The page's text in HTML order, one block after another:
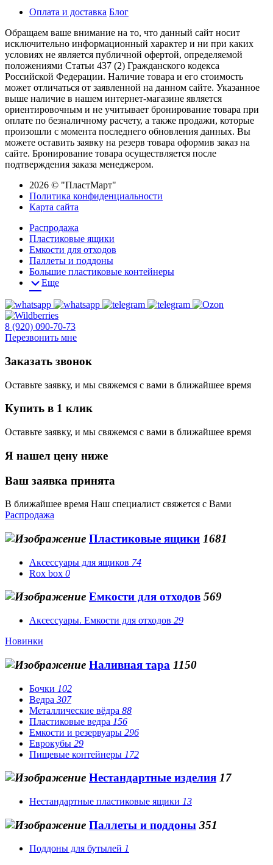
Оплата и доставка Блог
Обращаем ваше внимание на то, что данный сайт носит
исключительно информационный характер и ни при каких
условиях не является публичной офертой, определяемой
положениями Статьи 437 (2) Гражданского кодекса
Российской Федерации. Наличие товара и его стоимость
может отличаться от заявленной на данном сайте. Указанное
выше наличие в нашем интернет-магазине является
ориентировочным и не учитывает бронирование товара при
оплате по безналичному расчету, а также продажи, которые
произошли с момента последнего обновления данных. Вы
можете оставить заявку на резерв товара оформив заказ на
сайте. Бронирование товара осуществляется после
подтверждения заказа менеджером.
2026 © "ПластМарт"
Политика конфиденциальности
Карта сайта
Распродажа
Пластиковые ящики
Емкости для отходов
Паллеты и поддоны
Большие пластиковые контейнеры
Еще
8 (920) 090-70-73
Перезвонить мне
Заказать звонок
Оставьте заявку, и мы свяжемся с вами в ближайшее время
Купить в 1 клик
Оставьте заявку, и мы свяжемся с вами в ближайшее время
Я нашел цену ниже
Ваш заявка принята
В ближайшее время Наш специалист свяжется с Вами
Распродажа
Пластиковые ящики 1681
Аксессуары для ящиков 74
Rox box 0
Емкости для отходов 569
Аксессуары. Емкости для отходов 29
Новинки
Наливная тара 1150
Бочки 102
Ведра 307
Металлические вёдра 88
Пластиковые ведра 156
Емкости и резервуары 296
Еврокубы 29
Пищевые контейнеры 172
Нестандартные изделия 17
Нестандартные пластиковые ящики 13
Паллеты и поддоны 351
Поддоны для бутылей 1